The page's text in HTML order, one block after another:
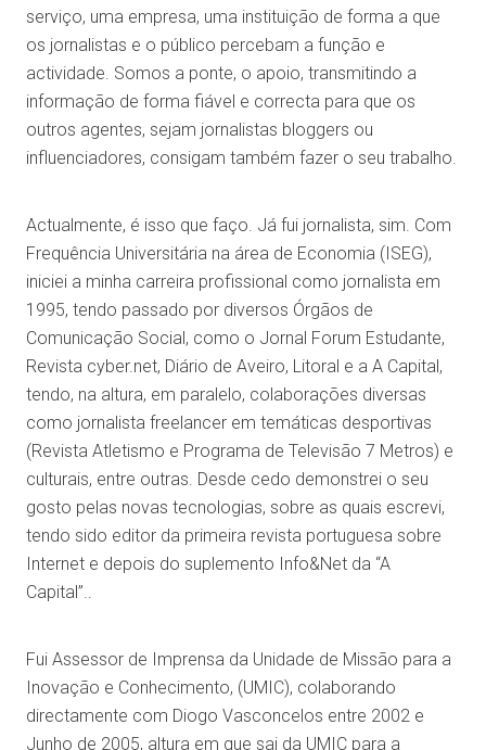
serviço, uma empresa, uma instituição de forma a que
os jornalistas e o público percebam a função e
actividade. Somos a ponte, o apoio, transmitindo a
informação de forma fiável e correcta para que os
outros agentes, sejam jornalistas bloggers ou
influenciadores, consigam também fazer o seu trabalho.
Actualmente, é isso que faço. Já fui jornalista, sim. Com
Frequência Universitária na área de Economia (ISEG),
iniciei a minha carreira profissional como jornalista em
1995, tendo passado por diversos Órgãos de
Comunicação Social, como o Jornal Forum Estudante,
Revista cyber.net, Diário de Aveiro, Litoral e a A Capital,
tendo, na altura, em paralelo, colaborações diversas
como jornalista freelancer em temáticas desportivas
(Revista Atletismo e Programa de Televisão 7 Metros) e
culturais, entre outras. Desde cedo demonstrei o seu
gosto pelas novas tecnologias, sobre as quais escrevi,
tendo sido editor da primeira revista portuguesa sobre
Internet e depois do suplemento Info&Net da “A
Capital”..
Fui Assessor de Imprensa da Unidade de Missão para a
Inovação e Conhecimento, (UMIC), colaborando
directamente com Diogo Vasconcelos entre 2002 e
Junho de 2005, altura em que sai da UMIC para a